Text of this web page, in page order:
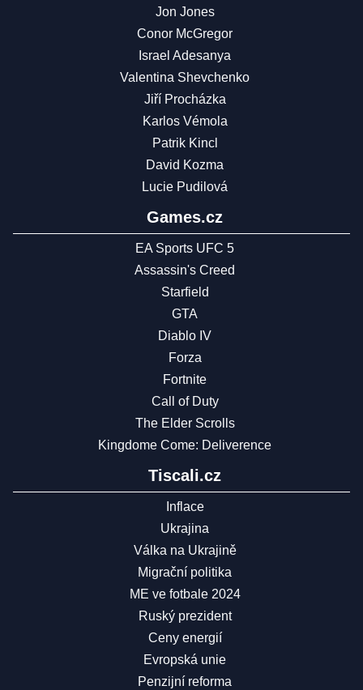
Jon Jones
Conor McGregor
Israel Adesanya
Valentina Shevchenko
Jiří Procházka
Karlos Vémola
Patrik Kincl
David Kozma
Lucie Pudilová
Games.cz
EA Sports UFC 5
Assassin's Creed
Starfield
GTA
Diablo IV
Forza
Fortnite
Call of Duty
The Elder Scrolls
Kingdome Come: Deliverence
Tiscali.cz
Inflace
Ukrajina
Válka na Ukrajině
Migrační politika
ME ve fotbale 2024
Ruský prezident
Ceny energií
Evropská unie
Penzijní reforma